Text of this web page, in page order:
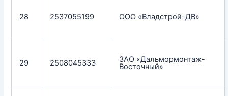
28 2537055199 ООО «Владстрой-ДВ»
29 2508045333 ЗАО «Дальмормонтаж-
Восточный»